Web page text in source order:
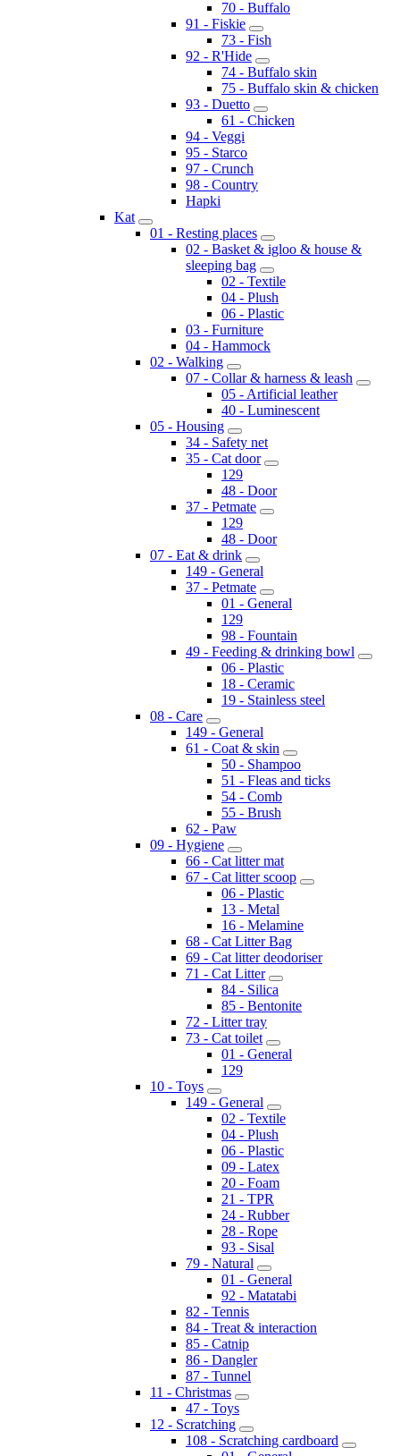
70 - Buffalo
91 - Fiskie
73 - Fish
92 - R'Hide
74 - Buffalo skin
75 - Buffalo skin & chicken
93 - Duetto
61 - Chicken
94 - Veggi
95 - Starco
97 - Crunch
98 - Country
Hapki
Kat
01 - Resting places
02 - Basket & igloo & house &
sleeping bag
02 - Textile
04 - Plush
06 - Plastic
03 - Furniture
04 - Hammock
02 - Walking
07 - Collar & harness & leash
05 - Artificial leather
40 - Luminescent
05 - Housing
34 - Safety net
35 - Cat door
129
48 - Door
37 - Petmate
129
48 - Door
07 - Eat & drink
149 - General
37 - Petmate
01 - General
129
98 - Fountain
49 - Feeding & drinking bowl
06 - Plastic
18 - Ceramic
19 - Stainless steel
08 - Care
149 - General
61 - Coat & skin
50 - Shampoo
51 - Fleas and ticks
54 - Comb
55 - Brush
62 - Paw
09 - Hygiene
66 - Cat litter mat
67 - Cat litter scoop
06 - Plastic
13 - Metal
16 - Melamine
68 - Cat Litter Bag
69 - Cat litter deodoriser
71 - Cat Litter
84 - Silica
85 - Bentonite
72 - Litter tray
73 - Cat toilet
01 - General
129
10 - Toys
149 - General
02 - Textile
04 - Plush
06 - Plastic
09 - Latex
20 - Foam
21 - TPR
24 - Rubber
28 - Rope
93 - Sisal
79 - Natural
01 - General
92 - Matatabi
82 - Tennis
84 - Treat & interaction
85 - Catnip
86 - Dangler
87 - Tunnel
11 - Christmas
47 - Toys
12 - Scratching
108 - Scratching cardboard